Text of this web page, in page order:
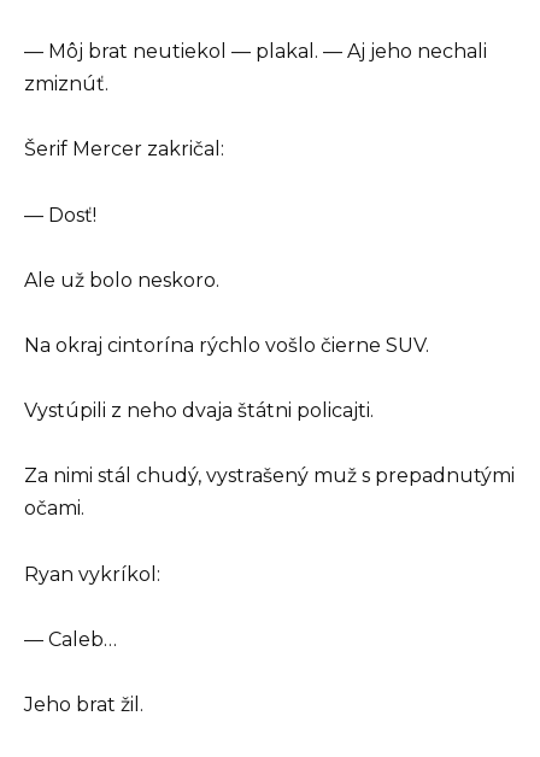
— Môj brat neutiekol — plakal. — Aj jeho nechali
zmiznúť.
Šerif Mercer zakričal:
— Dosť!
Ale už bolo neskoro.
Na okraj cintorína rýchlo vošlo čierne SUV.
Vystúpili z neho dvaja štátni policajti.
Za nimi stál chudý, vystrašený muž s prepadnutými
očami.
Ryan vykríkol:
— Caleb…
Jeho brat žil.